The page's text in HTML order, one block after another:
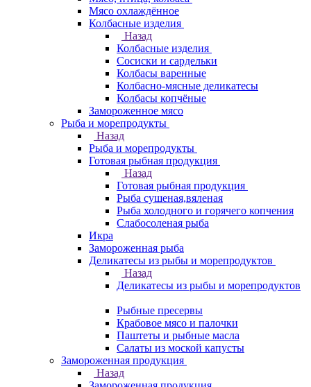
Мясо охлаждённое
Колбасные изделия
Назад
Колбасные изделия
Сосиски и сардельки
Колбасы варенные
Колбасно-мясные деликатесы
Колбасы копчёные
Замороженное мясо
Рыба и морепродукты
Назад
Рыба и морепродукты
Готовая рыбная продукция
Назад
Готовая рыбная продукция
Рыба сушеная,вяленая
Рыба холодного и горячего копчения
Слабосоленая рыба
Икра
Замороженная рыба
Деликатесы из рыбы и морепродуктов
Назад
Деликатесы из рыбы и морепродуктов
Рыбные пресервы
Крабовое мясо и палочки
Паштеты и рыбные масла
Салаты из моской капусты
Замороженная продукция
Назад